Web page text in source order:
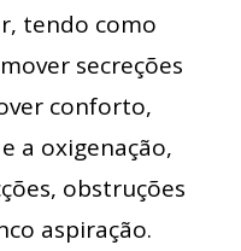
tendo como
secreções
conforto,
a oxigenação,
obstruções
aspiração.